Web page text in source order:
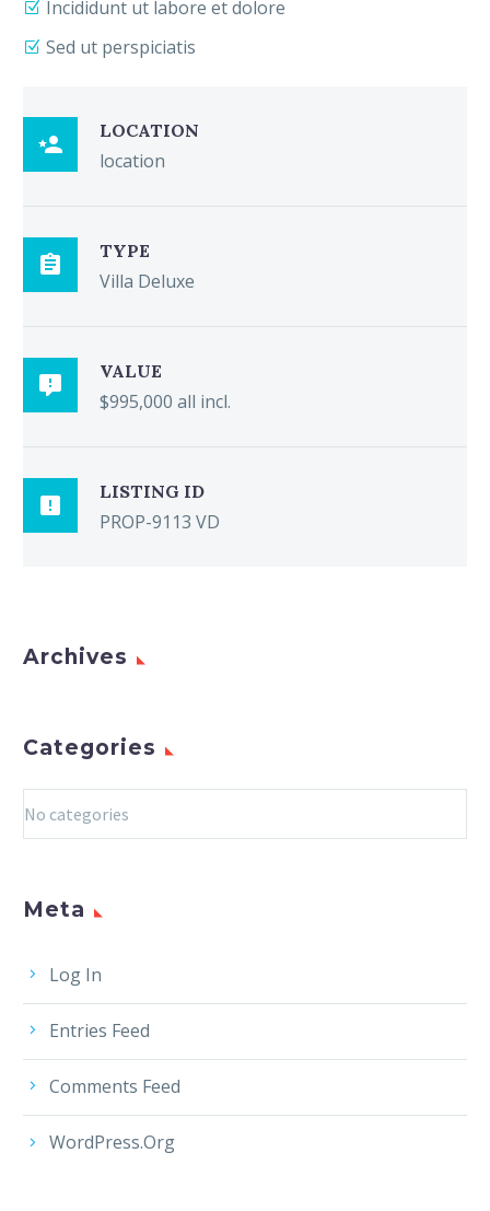
Incididunt ut labore et dolore
Sed ut perspiciatis

LOCATION
location

TYPE
Villa Deluxe

VALUE
$995,000 all incl.

LISTING ID
PROP-9113 VD
Archives
Categories
No categories
Meta
Log In
Entries Feed
Comments Feed
WordPress.org